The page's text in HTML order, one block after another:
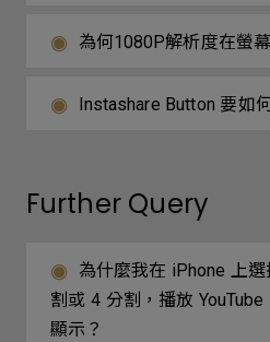
為何1080P解析度在螢
Instashare Button 要如
Further Query
為什麼我在 iPhone 上
割或 4 分割，播放
顯示？